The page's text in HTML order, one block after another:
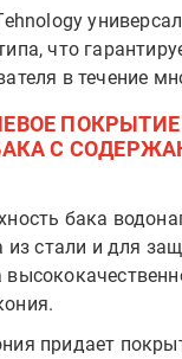
что
в течение
ПОКРЫТИЕ
С
бака
стали и для
придает